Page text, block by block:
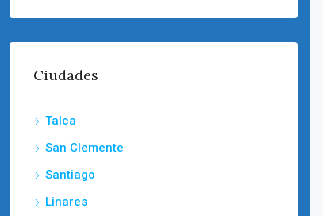
Ciudades
Talca
San Clemente
Santiago
Linares